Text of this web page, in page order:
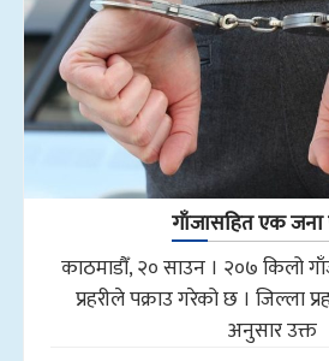
गाँजासहित एक जना
काठमाडौँ, २० साउन । २०७ किलो
प्रहरीले पक्राउ गरेको छ । जिल्ला
अनुसार उक्त